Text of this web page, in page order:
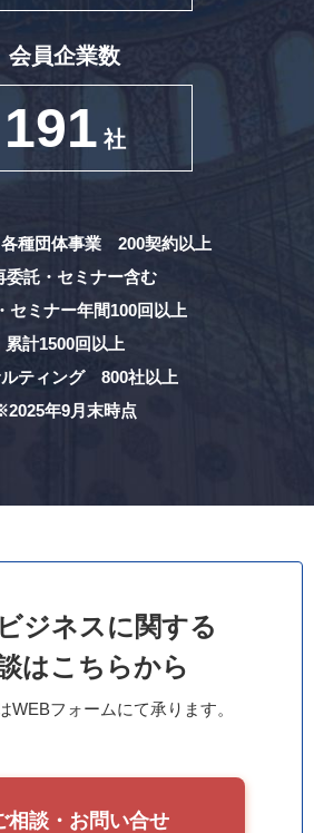
会員企業数
191 社
各種団体事業 200契約以上
託・セミナー含む
セミナー年間100回以上
累計1500回以上
ルティング 800社以上
年9月末時点
ジネスに関する
はこちらから
WEBフォームにて承ります。
相談・お問い合せ